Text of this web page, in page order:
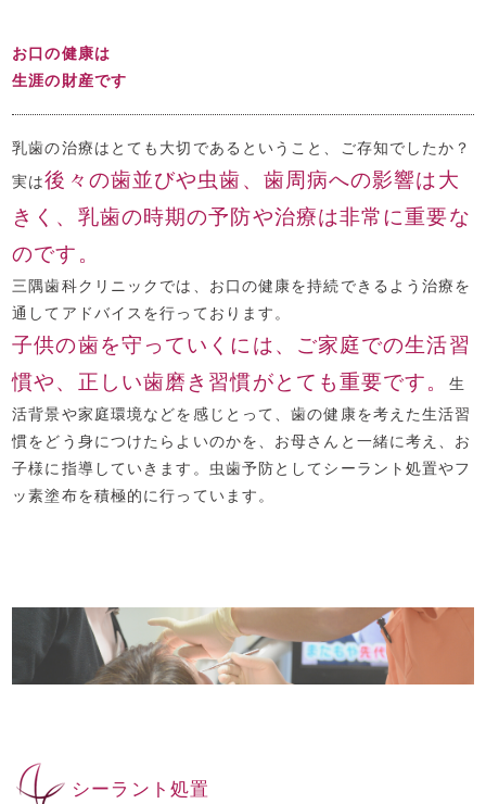
お口の健康は
生涯の財産です
乳歯の治療はとても大切であるということ、ご存知でしたか？
実は後々の歯並びや虫歯、歯周病への影響は大
きく、乳歯の時期の予防や治療は非常に重要な
のです。
三隅歯科クリニックでは、お口の健康を持続できるよう治療を
通してアドバイスを行っております。
子供の歯を守っていくには、ご家庭での生活習
慣や、正しい歯磨き習慣がとても重要です。
生
活背景や家庭環境などを感じとって、歯の健康を考えた生活習
慣をどう身につけたらよいのかを、お母さんと一緒に考え、お
子様に指導していきます。虫歯予防としてシーラント処置やフ
ッ素塗布を積極的に行っています。
シーラント処置